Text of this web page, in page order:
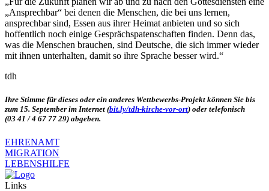
„Ansprechbar“ bei denen die Menschen, die bei uns lernen,
ansprechbar sind, Essen aus ihrer Heimat anbieten und so sich
hoffentlich noch einige Gesprächspatenschaften finden. Denn das,
was die Menschen brauchen, sind Deutsche, die sich immer wieder
mit ihnen unterhalten, damit so ihre Sprache besser wird.“
tdh
Ihre Stimme für dieses oder ein anderes Wettbewerbs-Projekt können Sie bis
zum 15. September im Internet (bit.ly/tdh-kirche-vor-ort) oder telefonisch
(03 41 / 4 67 77 29) abgeben.
EHRENAMT
MIGRATION
LEBENSHILFE
Links